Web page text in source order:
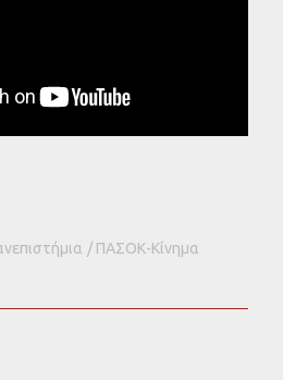
ΠΑΣΟΚ-Κίνημα